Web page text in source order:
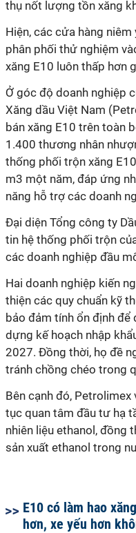
thụ nốt lượng tồn xăng
Hiện, các cửa hàng
phân phối thử nghiệm
xăng E10 luôn thấp hơn
Ở góc độ doanh nghiệp
Xăng dầu Việt Nam
bán xăng E10 trên toàn
1.400 thương nhân
thống phối trộn xăng
m3 một năm, đáp ứng
năng hỗ trợ các doanh
Đại diện Tổng công ty
tin hệ thống phối trộn
các doanh nghiệp đầu
Hai doanh nghiệp kiến
thiện các quy chuẩn kỹ
bảo đảm tính ổn định để
dựng kế hoạch nhập
2027. Đồng thời, họ đề
tránh chồng chéo trong
Bên cạnh đó,
tục quan tâm đầu tư hạ
nhiên liệu ethanol, đồng
sản xuất ethanol trong
E10 có làm hao xăng
hơn, xe yếu hơn